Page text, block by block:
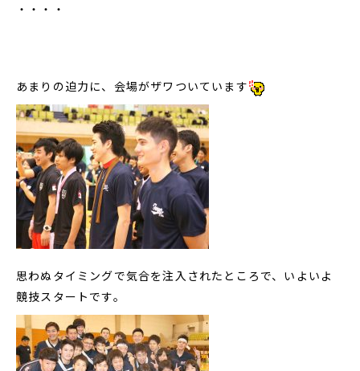
・・・・
あまりの迫力に、会場がザワついています
思わぬタイミングで気合を注入されたところで、いよいよ
競技スタートです。